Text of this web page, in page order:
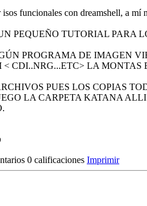
isos funcionales con dreamshell, a
PEQUEÑO TUTORIAL PARA
PROGRAMA DE IMAGEN
CDI..NRG...ETC> LA
PUES LOS COPIAS
LA CARPETA KATANA
0 calificaciones Imprimir